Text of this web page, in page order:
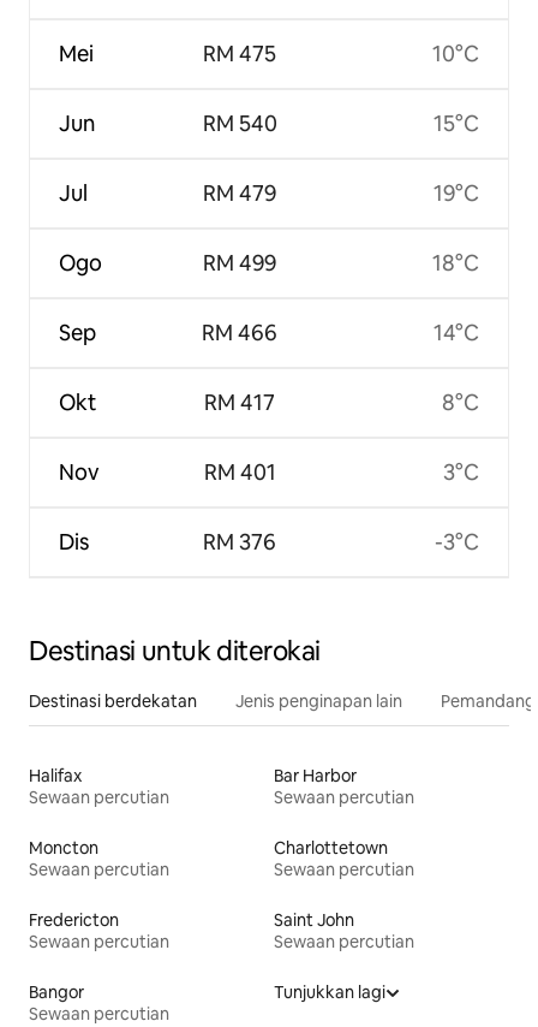
Mei
Jun
Jul
Ogo
Sep
Okt
Nov
Dis
RM 475
RM 540
RM 479
RM 499
RM 466
RM 417
RM 401
RM 376
10°C
15°C
19°C
18°C
14°C
8°C
3°C
-3°C
Destinasi untuk diterokai
Destinasi berdekatan Jenis penginapan lain
Halifax
Sewaan percutian
Bar Harbor
Sewaan percutian
Moncton
Sewaan percutian
Charlottetown
Sewaan percutian
Fredericton
Sewaan percutian
Saint John
Sewaan percutian
Bangor
Sewaan percutian
Tunjukkan lagi